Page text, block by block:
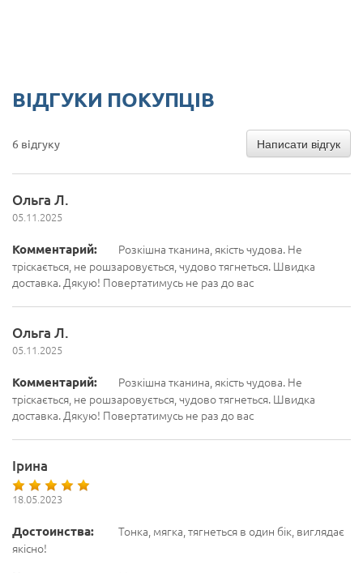
ВІДГУКИ ПОКУПЦІВ
6 відгуку Написати відгук
Ольга Л.
05.11.2025
Комментарий:
Розкішна тканина, якість чудова. Не
тріскається, не рошзаровується, чудово тягнеться. Швидка
доставка. Дякую! Повертатимусь не раз до вас
Ольга Л.
05.11.2025
Комментарий:
Розкішна тканина, якість чудова. Не
тріскається, не рошзаровується, чудово тягнеться. Швидка
доставка. Дякую! Повертатимусь не раз до вас
Ірина
18.05.2023
Достоинства:
Тонка, мягка, тягнеться в один бік, виглядає
якісно!